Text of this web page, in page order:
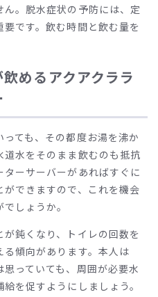
。脱水症状の予防には、定
です。飲む時間と飲む量を
めるアクアクララ
ても、その都度お湯を沸か
水をそのまま飲むのも抵抗
ーサーバーがあればすぐに
できますので、これを機会
しょうか。
鈍くなり、トイレの回数を
傾向があります。本人は
思っていても、周囲が必要水
を促すようにしましょう。